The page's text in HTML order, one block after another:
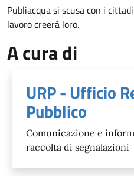
Publiacqua si scusa con i
lavoro creerà loro.
A cura di
URP - Ufficio
Pubblico
Comunicazione e
raccolta di segnalazioni